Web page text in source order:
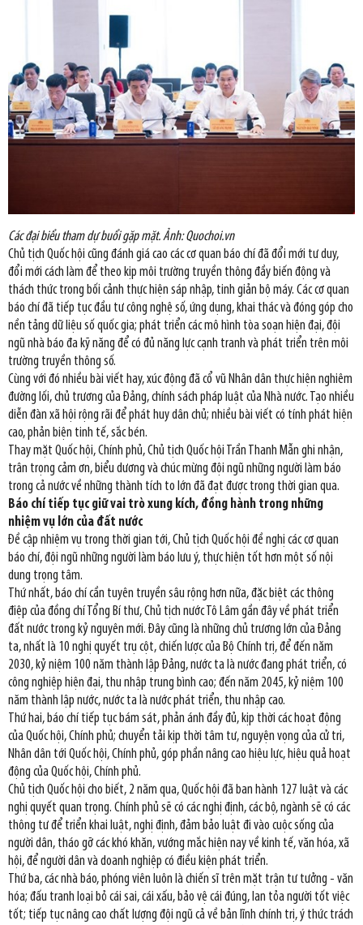
Các đại biểu tham dự buổi gặp mặt. Ảnh: Quochoi.vn
Chủ tịch Quốc hội cũng đánh giá cao các cơ quan báo chí đã đổi mới tư duy,
đổi mới cách làm để theo kịp môi trường truyền thông đầy biến động và
thách thức trong bối cảnh thực hiện sáp nhập, tinh giản bộ máy. Các cơ quan
báo chí đã tiếp tục đầu tư công nghệ số, ứng dụng, khai thác và đóng góp cho
nền tảng dữ liệu số quốc gia; phát triển các mô hình tòa soạn hiện đại, đội
ngũ nhà báo đa kỹ năng để có đủ năng lực cạnh tranh và phát triển trên môi
trường truyền thông số.
Cùng với đó nhiều bài viết hay, xúc động đã cổ vũ Nhân dân thực hiện nghiêm
đường lối, chủ trương của Đảng, chính sách pháp luật của Nhà nước. Tạo nhiều
diễn đàn xã hội rộng rãi để phát huy dân chủ; nhiều bài viết có tính phát hiện
cao, phản biện tinh tế, sắc bén.
Thay mặt Quốc hội, Chính phủ, Chủ tịch Quốc hội Trần Thanh Mẫn ghi nhận,
trân trọng cảm ơn, biểu dương và chúc mừng đội ngũ những người làm báo
trong cả nước về những thành tích to lớn đã đạt được trong thời gian qua.
Báo chí tiếp tục giữ vai trò xung kích, đồng hành trong những
nhiệm vụ lớn của đất nước
Đề cập nhiệm vụ trong thời gian tới, Chủ tịch Quốc hội đề nghị các cơ quan
báo chí, đội ngũ những người làm báo lưu ý, thực hiện tốt hơn một số nội
dung trọng tâm.
Thứ nhất, báo chí cần tuyên truyền sâu rộng hơn nữa, đặc biệt các thông
điệp của đồng chí Tổng Bí thư, Chủ tịch nước Tô Lâm gần đây về phát triển
đất nước trong kỷ nguyên mới. Đây cũng là những chủ trương lớn của Đảng
ta, nhất là 10 nghị quyết trụ cột, chiến lược của Bộ Chính trị, để đến năm
2030, kỷ niệm 100 năm thành lập Đảng, nước ta là nước đang phát triển, có
công nghiệp hiện đại, thu nhập trung bình cao; đến năm 2045, kỷ niệm 100
năm thành lập nước, nước ta là nước phát triển, thu nhập cao.
Thứ hai, báo chí tiếp tục bám sát, phản ánh đầy đủ, kịp thời các hoạt động
của Quốc hội, Chính phủ; chuyển tải kịp thời tâm tư, nguyện vọng của cử tri,
Nhân dân tới Quốc hội, Chính phủ, góp phần nâng cao hiệu lực, hiệu quả hoạt
động của Quốc hội, Chính phủ.
Chủ tịch Quốc hội cho biết, 2 năm qua, Quốc hội đã ban hành 127 luật và các
nghị quyết quan trọng. Chính phủ sẽ có các nghị định, các bộ, ngành sẽ có các
thông tư để triển khai luật, nghị định, đảm bảo luật đi vào cuộc sống của
người dân, tháo gỡ các khó khăn, vướng mắc hiện nay về kinh tế, văn hóa, xã
hội, để người dân và doanh nghiệp có điều kiện phát triển.
Thứ ba, các nhà báo, phóng viên luôn là chiến sĩ trên mặt trận tư tưởng - văn
hóa; đấu tranh loại bỏ cái sai, cái xấu, bảo vệ cái đúng, lan tỏa người tốt việc
tốt; tiếp tục nâng cao chất lượng đội ngũ cả về bản lĩnh chính trị, ý thức trách